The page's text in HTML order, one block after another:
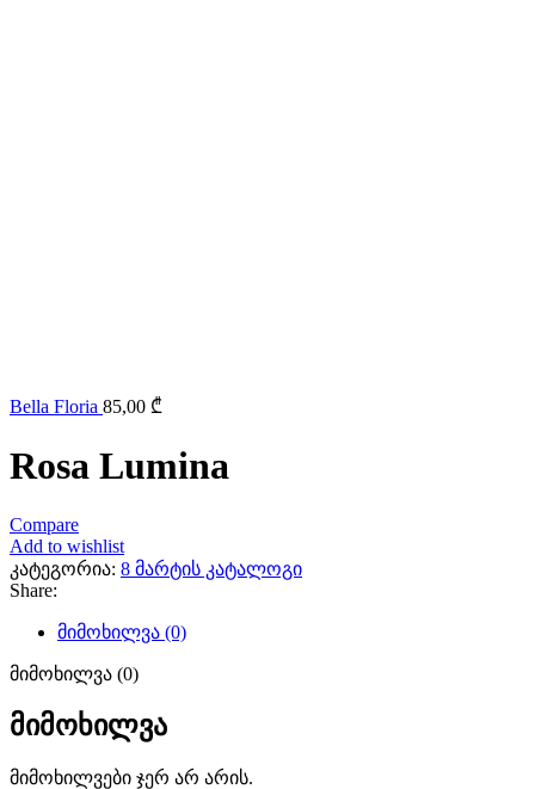
Bella Floria 85,00 ₾
Rosa Lumina
Compare
Add to wishlist
კატეგორია: 8 მარტის კატალოგი
Share:
მიმოხილვა (0)
მიმოხილვა (0)
მიმოხილვა
მიმოხილვები ჯერ არ არის.